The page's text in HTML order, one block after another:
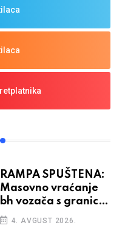
RAMPA SPUŠTENA:
Masovno vraćanje
bh vozača s granica
EU, protesti na
vidiku
4. AVGUST 2026.